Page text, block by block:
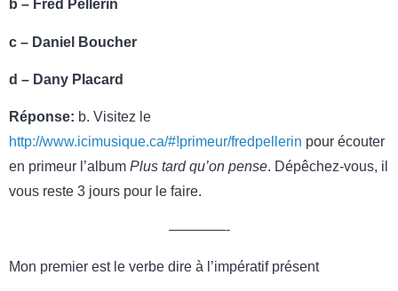
b – Fred Pellerin
c – Daniel Boucher
d – Dany Placard
Réponse: b. Visitez le
http://www.icimusique.ca/#!primeur/fredpellerin pour écouter
en primeur l’album Plus tard qu’on pense. Dépêchez-vous, il
vous reste 3 jours pour le faire.
————-
Mon premier est le verbe dire à l’impératif présent